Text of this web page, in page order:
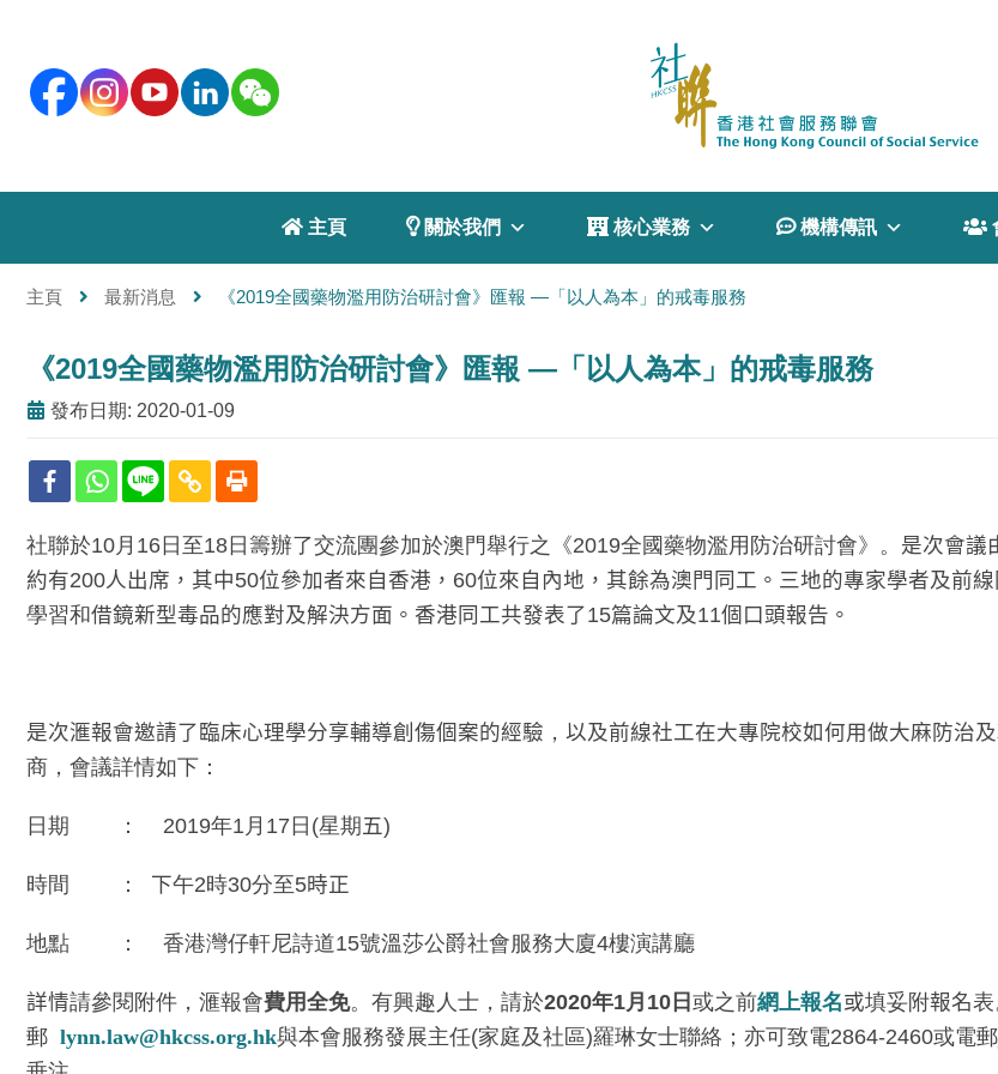
 主頁  關於我們  核心業務  機構傳訊 
主頁 最新消息 《2019全國藥物濫用防治研討會》匯報 —「以人為本」的戒毒服務
《2019全國藥物濫用防治研討會》匯報 —「以人為本」的戒毒服務
發布日期: 2020-01-09
社聯於10月16日至18日籌辦了交流團參加於澳門舉行之《2019全國藥物濫用防治研討會》。 是次會議
約有200人出席，其中50位參加者來自香港， 60位來自內地，其餘為澳門同工。三地的專家學者及前
學習和借鏡新型毒品的應對及解決方面。香港同工共發表了15篇論文及11個口頭報告。
是次滙報會邀請了臨床心理學分享輔導創傷個案的經驗 ， 以及前線社工在大專院校如何用做大麻防治
商，會議詳情如下：
日期 ： 2019年1月17日(星期五)
時間 ： 下午2時30分至5時正
地點 ： 香港灣仔軒尼詩道15號溫莎公爵社會服務大廈4樓演講廳
詳情請參閱附件，滙報會費用全免。有興趣人士，請於2020年1月10日 或之前網上報名或填妥附報名
郵 lynn.law@hkcss.org.hk與本會服務發展主任(家庭及社區)羅琳女士聯絡；亦可致電2864-2460或電郵